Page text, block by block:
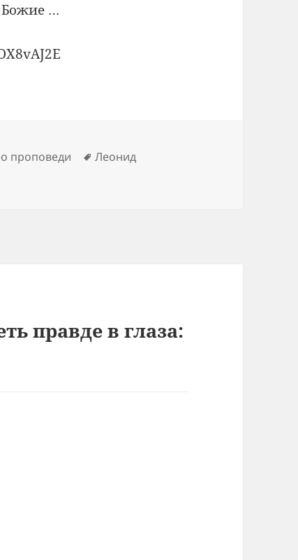
Божие …
проповеди Метки
Леонид
правде в глаза: